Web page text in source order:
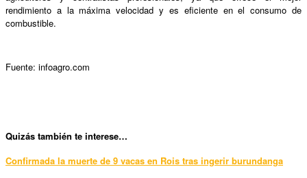
rendimiento a la máxima velocidad y es eficiente en el consumo de
combustible.
Fuente: infoagro.com
Quizás también te interese…
Confirmada la muerte de 9 vacas en Rois tras ingerir burundanga